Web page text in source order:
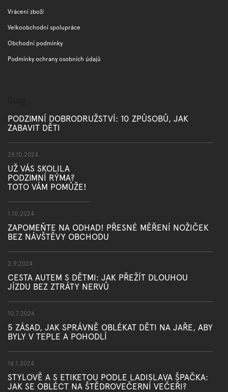
Vrácení zboží
Velkoobchodní spolupráce
Obchodní podmínky
Podmínky ochrany osobních údajů
PODZIMNÍ DOBRODRUŽSTVÍ: 10 ZPŮSOBŮ, JAK
ZABAVIT DĚTI
29.10.2024
UŽ VÁS SKOLILA
PODZIMNÍ RÝMA?
TOTO VÁM POMŮŽE!
1.10.2024
ZAPOMEŇTE NA ODHAD! PŘESNÉ MĚŘENÍ NOŽIČEK
BEZ NÁVŠTĚVY OBCHODU
2.9.2024
CESTA AUTEM S DĚTMI: JAK PŘEŽÍT DLOUHOU
JÍZDU BEZ ZTRÁTY NERVŮ
10.7.2024
5 ZÁSAD, JAK SPRÁVNĚ OBLÉKAT DĚTI NA JAŘE, ABY
BYLY V TEPLE A POHODLÍ
18.1.2024
STYLOVĚ A S ETIKETOU PODLE LADISLAVA ŠPAČKA:
JAK SE OBLÉCT NA ŠTĚDROVEČERNÍ VEČEŘI?